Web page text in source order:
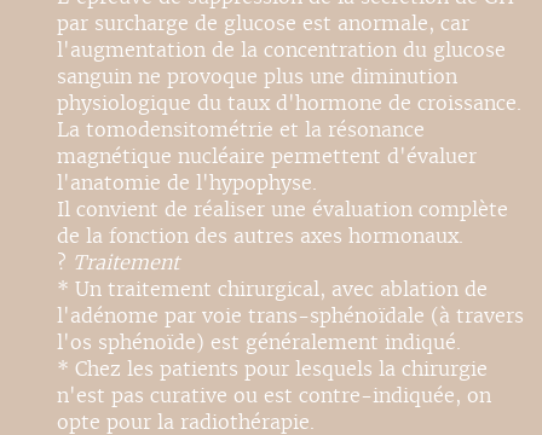
par surcharge de glucose est anormale, car
l'augmentation de la concentration du glucose
sanguin ne provoque plus une diminution
physiologique du taux d'hormone de croissance.
La tomodensitométrie et la résonance
magnétique nucléaire permettent d'évaluer
l'anatomie de l'hypophyse.
Il convient de réaliser une évaluation complète
de la fonction des autres axes hormonaux.
? Traitement
* Un traitement chirurgical, avec ablation de
l'adénome par voie trans-sphénoïdale (à travers
l'os sphénoïde) est généralement indiqué.
* Chez les patients pour lesquels la chirurgie
n'est pas curative ou est contre-indiquée, on
opte pour la radiothérapie.